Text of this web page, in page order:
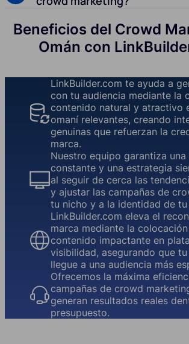
Beneficios del Crowd
Omán con
LinkBuilder.com te ayuda a
con tu audiencia mediante la
contenido natural y atractivo
omaní relevantes, creando
genuinas que refuerzan la
marca.
Nuestro equipo garantiza
constante y una estrategia
al seguir de cerca las
y ajustar las campañas de
tu nicho y a la identidad de tu
LinkBuilder.com eleva el
marca mediante la
contenido impactante en
visibilidad, asegurando que
llegue a una audiencia más
Ofrecemos la máxima
campañas de crowd
generan resultados reales
presupuesto.